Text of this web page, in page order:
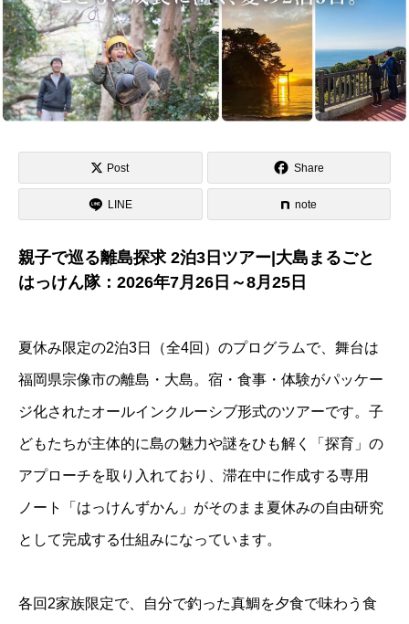
Post Share
LINE note
親子で巡る離島探求 2泊3日ツアー|大島まるごと
はっけん隊：2026年7月26日～8月25日
夏休み限定の2泊3日（全4回）のプログラムで、舞台は
福岡県宗像市の離島・大島。宿・食事・体験がパッケー
ジ化されたオールインクルーシブ形式のツアーです。子
どもたちが主体的に島の魅力や謎をひも解く「探育」の
アプローチを取り入れており、滞在中に作成する専用
ノート「はっけんずかん」がそのまま夏休みの自由研究
として完成する仕組みになっています。
各回2家族限定で、自分で釣った真鯛を夕食で味わう食